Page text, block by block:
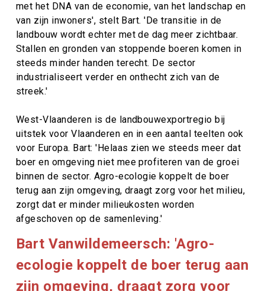
met het DNA van de economie, van het landschap en
van zijn inwoners', stelt Bart. 'De transitie in de
landbouw wordt echter met de dag meer zichtbaar.
Stallen en gronden van stoppende boeren komen in
steeds minder handen terecht. De sector
industrialiseert verder en onthecht zich van de
streek.'
West-Vlaanderen is de landbouwexportregio bij
uitstek voor Vlaanderen en in een aantal teelten ook
voor Europa. Bart: 'Helaas zien we steeds meer dat
boer en omgeving niet mee profiteren van de groei
binnen de sector. Agro-ecologie koppelt de boer
terug aan zijn omgeving, draagt zorg voor het milieu,
zorgt dat er minder milieukosten worden
afgeschoven op de samenleving.'
Bart Vanwildemeersch: 'Agro-
ecologie koppelt de boer terug aan
zijn omgeving, draagt zorg voor